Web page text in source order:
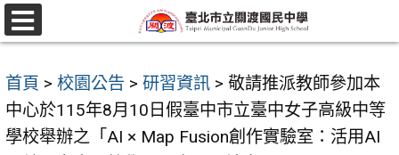
跳
至
要
內
容
選
單
首頁 > 校園公告 > 研習資訊 > 敬請推派教師參加本
中心於115年8月10日假臺中市立臺中女子高級中等
學校舉辦之「AI × Map Fusion創作實驗室：活用AI